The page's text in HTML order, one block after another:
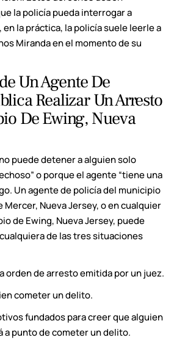
la policía pueda interrogar a
la práctica, la policía suele leerle a
Miranda en el momento de su
Un Agente De
Realizar Un Arresto
De Ewing, Nueva
puede detener a alguien solo
o porque el agente “tiene una
Un agente de policía del municipio
Mercer, Nueva Jersey, o en cualquier
de Ewing, Nueva Jersey, puede
de las tres situaciones
orden de arresto emitida por un juez.
cometer un delito.
fundados para creer que alguien
a punto de cometer un delito.